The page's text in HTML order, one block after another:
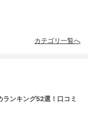
カテゴリ一覧へ
ンキング52選！口コミ